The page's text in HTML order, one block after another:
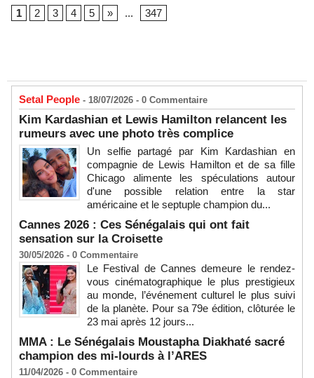
1
2 3 4 5 » ... 347
Setal People - 18/07/2026 - 0 Commentaire
Kim Kardashian et Lewis Hamilton relancent les
rumeurs avec une photo très complice
Un selfie partagé par Kim Kardashian en
compagnie de Lewis Hamilton et de sa fille
Chicago alimente les spéculations autour
d'une possible relation entre la star
américaine et le septuple champion du...
Cannes 2026 : Ces Sénégalais qui ont fait
sensation sur la Croisette
30/05/2026 - 0 Commentaire
Le Festival de Cannes demeure le rendez-
vous cinématographique le plus prestigieux
au monde, l’événement culturel le plus suivi
de la planète. Pour sa 79e édition, clôturée le
23 mai après 12 jours...
MMA : Le Sénégalais Moustapha Diakhaté sacré
champion des mi-lourds à l’ARES
11/04/2026 - 0 Commentaire